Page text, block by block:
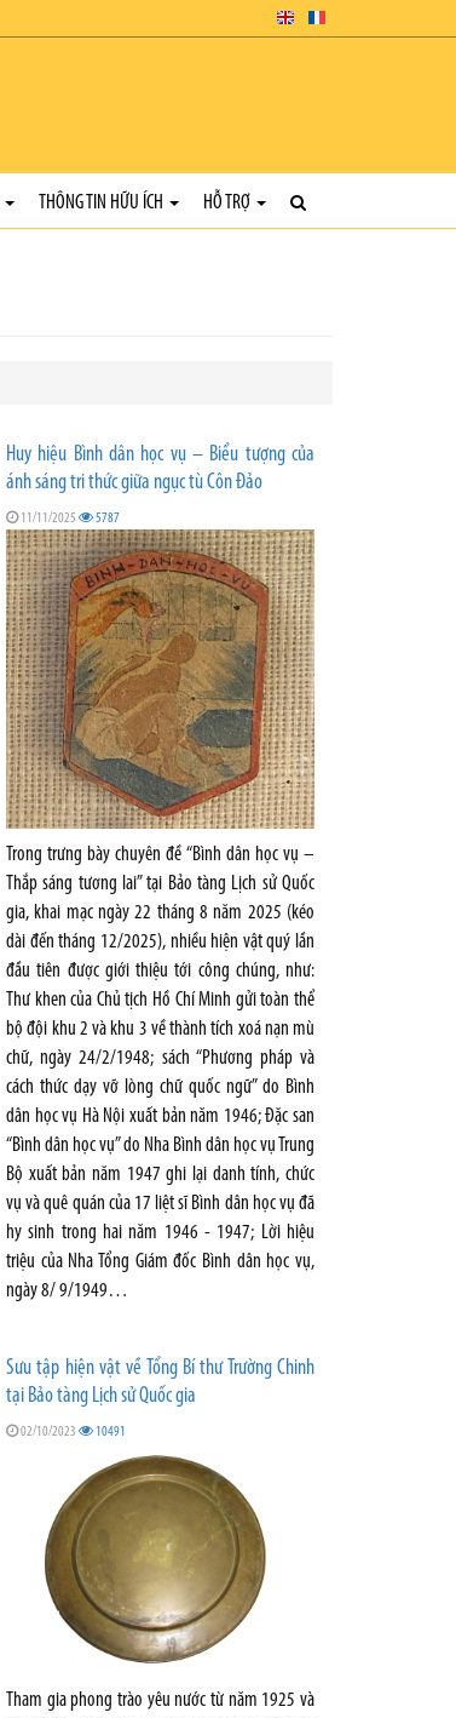
THÔNG TIN HỮU ÍCH HỖ TRỢ
Huy hiệu Bình dân học vụ – Biểu tượng của
ánh sáng tri thức giữa ngục tù Côn Đảo
11/11/2025 5787
Trong trưng bày chuyên đề “Bình dân học vụ –
Thắp sáng tương lai” tại Bảo tàng Lịch sử Quốc
gia, khai mạc ngày 22 tháng 8 năm 2025 (kéo
dài đến tháng 12/2025), nhiều hiện vật quý lần
đầu tiên được giới thiệu tới công chúng, như:
Thư khen của Chủ tịch Hồ Chí Minh gửi toàn thể
bộ đội khu 2 và khu 3 về thành tích xoá nạn mù
chữ, ngày 24/2/1948; sách “Phương pháp và
cách thức dạy vỡ lòng chữ quốc ngữ” do Bình
dân học vụ Hà Nội xuất bản năm 1946; Đặc san
“Bình dân học vụ” do Nha Bình dân học vụ Trung
Bộ xuất bản năm 1947 ghi lại danh tính, chức
vụ và quê quán của 17 liệt sĩ Bình dân học vụ đã
hy sinh trong hai năm 1946 - 1947; Lời hiệu
triệu của Nha Tổng Giám đốc Bình dân học vụ,
ngày 8/ 9/1949…
Sưu tập hiện vật về Tổng Bí thư Trường Chinh
tại Bảo tàng Lịch sử Quốc gia
02/10/2023 10491
Tham gia phong trào yêu nước từ năm 1925 và